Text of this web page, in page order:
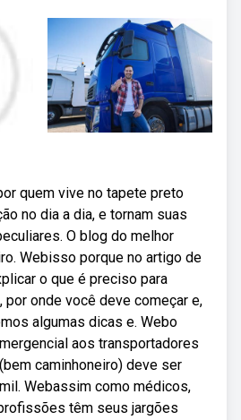
quem vive no tapete preto
no dia a dia, e tornam suas
O blog do melhor
Webisso porque no artigo de
o que é preciso para
por onde você deve começar e,
algumas dicas e. Webo
aos transportadores
caminhoneiro) deve ser
Webassim como médicos,
têm seus jargões